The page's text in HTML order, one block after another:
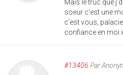
Mais le truc que
soeur c'est une
c'est vous,
confiance en moi
#13406 Par